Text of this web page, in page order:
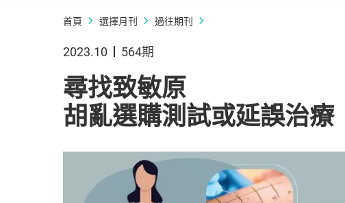
首頁 選擇月刊 過往期刊
2023.10 564期
尋找致敏原
胡亂選購測試或延誤治療